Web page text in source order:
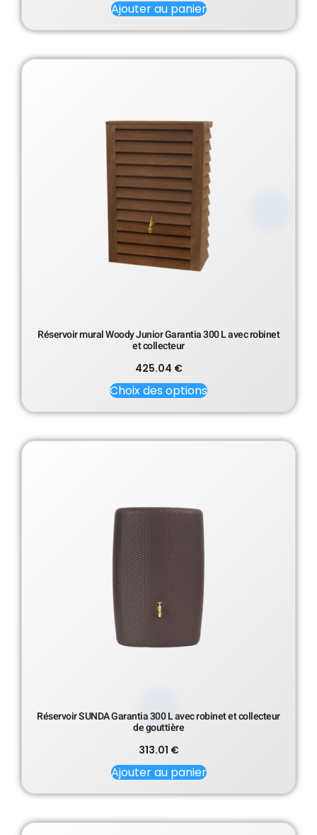
Ajouter au panier
Réservoir mural Woody Junior Garantia 300 L avec robinet
et collecteur
425.04 €
Choix des options
Réservoir SUNDA Garantia 300 L avec robinet et collecteur
de gouttière
313.01 €
Ajouter au panier